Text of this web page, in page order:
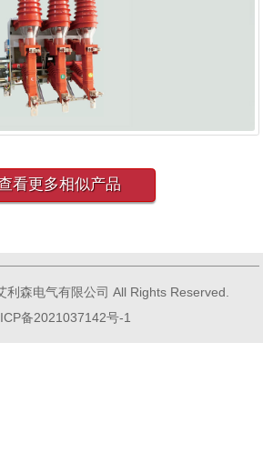
看更多相似产品
森电气有限公司 All Rights Reserved.
备2021037142号-1